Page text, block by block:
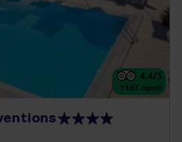
4.4/5
1167 opinii